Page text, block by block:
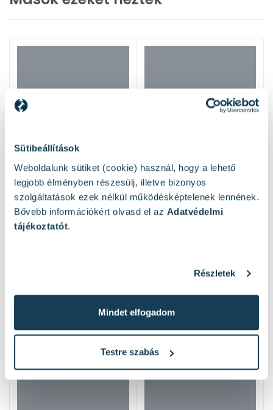
Sütibeállítások
Weboldalunk sütiket (cookie) használ, hogy a lehető
legjobb élményben részesülj, illetve bizonyos
szolgáltatások ezek nélkül működésképtelenek lennének.
Bővebb információkért olvasd el az Adatvédelmi
tájékoztatót.
Részletek
Mindet elfogadom
Testre szabás
Hasonló termékek